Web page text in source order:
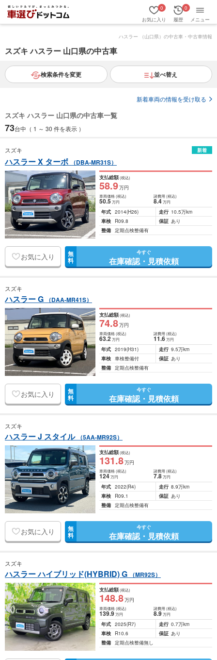
お気に入り
0
履歴
0
メニュー
ハスラー （山口県）の中古車・中古車情報
スズキ ハスラー 山口県の中古車
検索条件を変更 並べ替え
新着車両の情報を受け取る
スズキ ハスラー 山口県の中古車一覧
73台中（ 1 ～ 30 件を表示 ）
スズキ 新着
ハスラー X ターボ （DBA-MR31S）
支払総額(税込)
58.9万円
車両価格(税込)
50.5万円
諸費用 (税込)
8.4 万円
年式 2014(H26) 走行 10.5万km
車検
R09.8 保証 あり
整備 定期点検整備有
お気に入り 無
料
今すぐ
在庫確認・見積依頼
スズキ
ハスラー G （DAA-MR41S）
支払総額(税込)
74.8万円
車両価格(税込)
63.2万円
諸費用 (税込)
11.6 万円
年式 2019(H31) 走行 9.5万km
車検 車検整備付 保証 あり
整備 定期点検整備有
お気に入り 無
料
今すぐ
在庫確認・見積依頼
スズキ
ハスラー J スタイル （5AA-MR92S）
支払総額(税込)
131.8万円
車両価格(税込)
124万円
諸費用 (税込)
7.8 万円
年式 2022(R4) 走行 8.9万km
車検
R09.1 保証 あり
整備 定期点検整備有
お気に入り 無
料
今すぐ
在庫確認・見積依頼
スズキ
ハスラー ハイブリッド(HYBRID) G （MR92S）
支払総額(税込)
148.8万円
車両価格(税込)
139.9万円
諸費用 (税込)
8.9 万円
年式 2025(R7) 走行 0.7万km
車検
R10.6 保証 あり
整備 定期点検整備無し